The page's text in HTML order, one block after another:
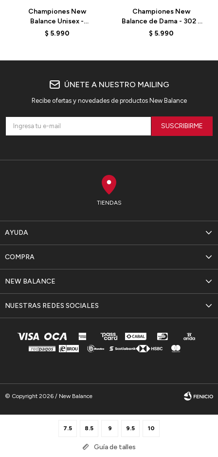
7.5 8.5 9 9.5 10
Guía de talles
Championes New
Balance Unisex -
CT302RS - SEA SALT
$ 5.990
Championes New
Balance de Dama - 302 -
CT302CTB - ELD
$ 5.990
TIENDAS
AYUDA
NEW BALANCE
COMPRA
NUESTRAS REDES SOCIALES
ÚNETE A NUESTRO MAILING
Recibe ofertas y novedades de productos New Balance
SUSCRIBIRME
© Copyright 2026 / New Balance